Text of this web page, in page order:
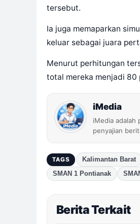
tersebut.
Ia juga memaparkan
keluar sebagai juara
Menurut perhitungan
total mereka menjadi 80
iMedia
iMedia adalah
penyajian
TAGS Kalimantan Barat
SMAN 1 Pontianak
Berita Terkait